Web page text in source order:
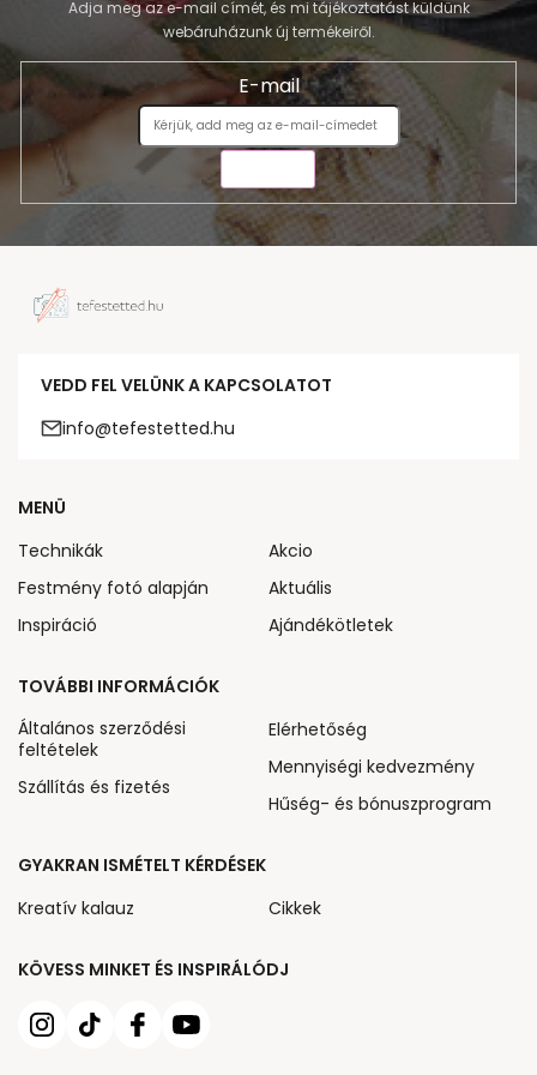
Adja meg az e-mail címét, és mi tájékoztatást küldünk
webáruházunk új termékeiről.
E-mail
VEDD FEL VELÜNK A KAPCSOLATOT
info@tefestetted.hu
KÖVESS MINKET ÉS INSPIRÁLÓDJ
MENÜ
Technikák
Festmény fotó alapján
Inspiráció
Akcio
Aktuális
Ajándékötletek
TOVÁBBI INFORMÁCIÓK
Általános szerződési
feltételek
Szállítás és fizetés
Elérhetőség
Mennyiségi kedvezmény
Hűség- és bónuszprogram
GYAKRAN ISMÉTELT KÉRDÉSEK
Kreatív kalauz
Cikkek